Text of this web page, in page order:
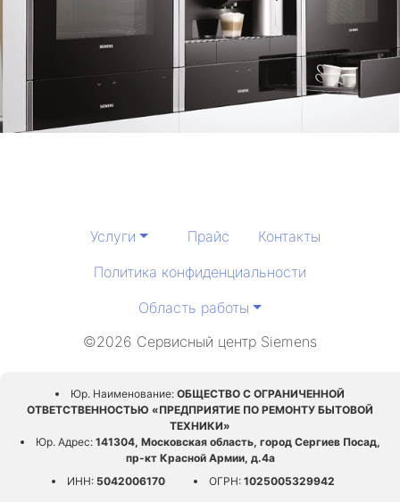
Услуги Прайс
Контакты
Политика конфиденциальности
Область работы
©2026 Сервисный центр Siemens
Юр. Наименование: ОБЩЕСТВО С ОГРАНИЧЕННОЙ
ОТВЕТСТВЕННОСТЬЮ «ПРЕДПРИЯТИЕ ПО РЕМОНТУ БЫТОВОЙ
ТЕХНИКИ»
Юр. Адрес:141304, Московская область, город Сергиев Посад,
пр-кт Красной Армии, д.4а
ИНН:5042006170 ОГРН:1025005329942